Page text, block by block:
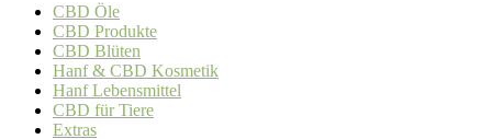
CBD Öle
CBD Produkte
CBD Blüten
Hanf & CBD Kosmetik
Hanf Lebensmittel
CBD für Tiere
Extras